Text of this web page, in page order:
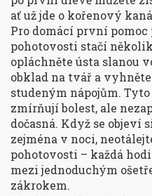
ať už jde o kořenový
Pro domácí první pomoc
pohotovosti stačí
opláchněte ústa slanou
obklad na tvář a
studeným nápojům.
zmírňují bolest, ale
dočasná. Když se objeví
zejména v noci,
pohotovosti – každá
mezi jednoduchým
zákrokem.